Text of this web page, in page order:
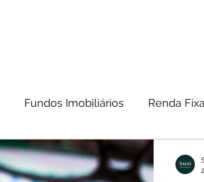
Fundos Imobiliários Renda Fixa
Economia Metais Preciosos